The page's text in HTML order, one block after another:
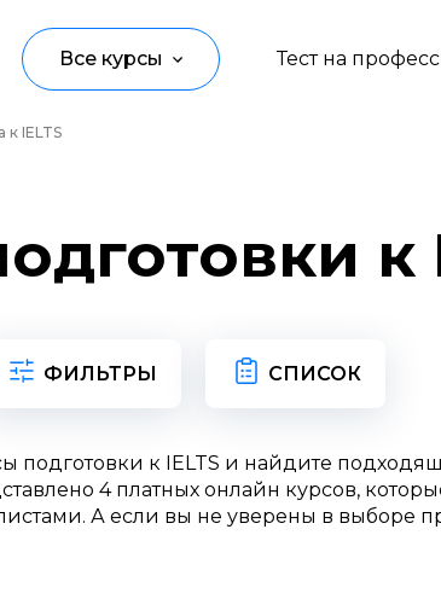
Тест на
Все курсы
Дизайн
Аналитика
Иностранные языки
Детям
к IELTS
к
ФИЛЬТРЫ СПИСОК
подготовки к IELTS и найдите
4 платных онлайн курсов,
А если вы не уверены в выборе
варианты. Большой выбор